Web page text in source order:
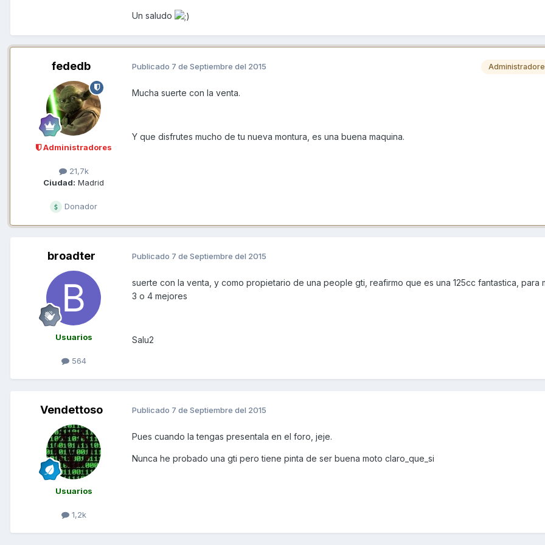
Un saludo
fededb
Administradores
21,7k
Ciudad: Madrid
Donador
Publicado 7 de Septiembre del 2015
Mucha suerte con la venta.
Y que disfrutes mucho de tu nueva montura, es una buena maquina.
broadter
Usuarios
564
Publicado 7 de Septiembre del 2015
suerte con la venta, y como propietario de una people gti, reafirmo que es una 125cc fantastica, para
3 o 4 mejores
Salu2
Vendettoso
Usuarios
1,2k
Publicado 7 de Septiembre del 2015
Pues cuando la tengas presentala en el foro, jeje.
Nunca he probado una gti pero tiene pinta de ser buena moto claro_que_si